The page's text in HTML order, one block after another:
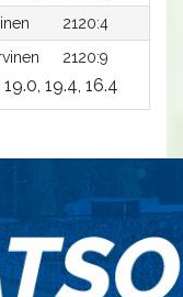
2120:4
2120:9
19.4, 16.4